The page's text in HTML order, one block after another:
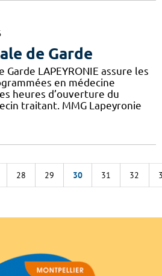
de Garde
Garde LAPEYRONIE assure les
en médecine
heures d’ouverture du
traitant. MMG Lapeyronie
28 29 30 31 32